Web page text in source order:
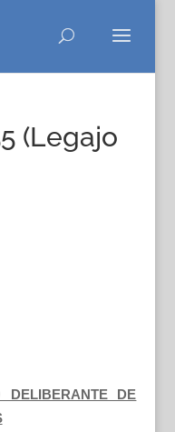
(Legajo
DELIBERANTE DE